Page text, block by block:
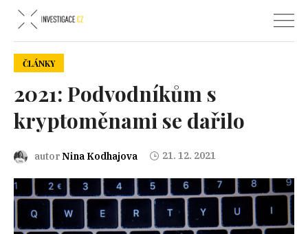
ČLÁNKY
2021: Podvodníkům s
kryptoměnami se dařilo
autorNina Kodhajova 21. 12. 2021